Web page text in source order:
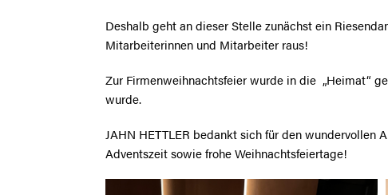
Deshalb geht an dieser Stelle zunächst ein
Mitarbeiterinnen und Mitarbeiter raus!
Zur Firmenweihnachtsfeier wurde in die „Heimat“
wurde.
JAHN HETTLER bedankt sich für den wundervollen
Adventszeit sowie frohe Weihnachtsfeiertage!